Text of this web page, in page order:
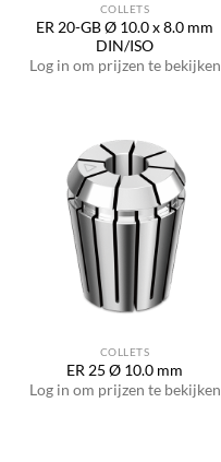
COLLETS
ER 20-GB Ø 10.0 x 8.0 mm
DIN/ISO
Log in om prijzen te bekijken
COLLETS
ER 25 Ø 10.0 mm
Log in om prijzen te bekijken